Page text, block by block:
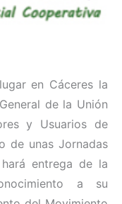
en Cáceres la
de la Unión
y Usuarios de
de unas Jornadas
entrega de la
a su